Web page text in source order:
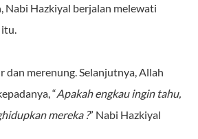
Nabi Hazkiyal berjalan melewati
dan merenung. Selanjutnya, Allah
“Apakah engkau ingin tahu,
mereka ?” Nabi Hazkiyal